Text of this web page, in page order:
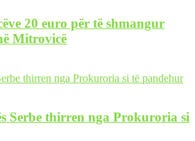
20 euro për të shmangur
Mitrovicë
Serbe thirren nga Prokuroria si